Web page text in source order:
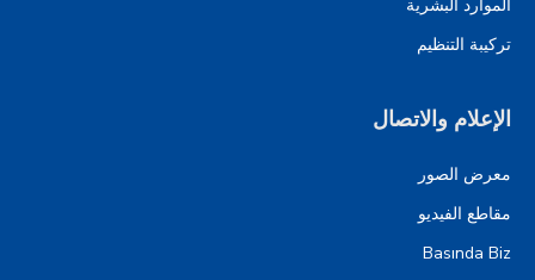
الموارد البشرية
تركيبة التنظيم
الإعلام والاتصال
معرض الصور
مقاطع الفيديو
Basında Biz